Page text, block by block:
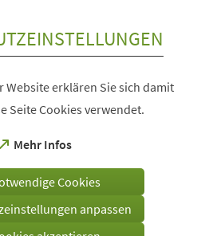
Website erklären Sie sich damit
Seite Cookies verwendet.
Mehr Infos
(Öffnet
einem
Cookies
anpassen